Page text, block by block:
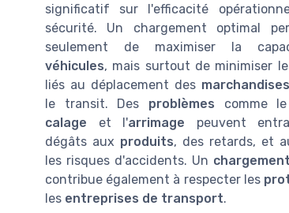
significatif sur l'efficacité
sécurité. Un chargement optimal
seulement de maximiser la
véhicules, mais surtout de minimiser
liés au déplacement des marchandises
le transit. Des problèmes comme
calage et l'arrimage peuvent
dégâts aux produits, des retards, et
les risques d'accidents. Un chargement
contribue également à respecter les
les entreprises de transport.